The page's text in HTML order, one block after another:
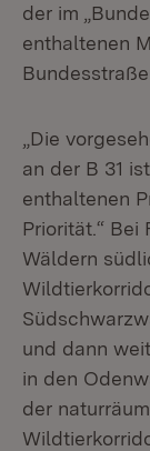
der im
enthaltenen
„Die
an der B 31
enthaltenen
Priorität.“
Wäldern
und dann
in den
der